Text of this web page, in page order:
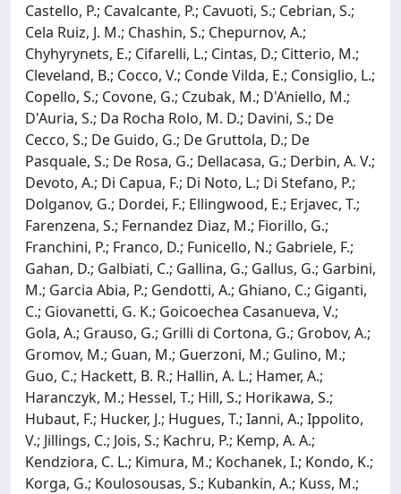
Castello, P.; Cavalcante, P.; Cavuoti, S.; Cebrian, S.;
Cela Ruiz, J. M.; Chashin, S.; Chepurnov, A.;
Chyhyrynets, E.; Cifarelli, L.; Cintas, D.; Citterio, M.;
Cleveland, B.; Cocco, V.; Conde Vilda, E.; Consiglio, L.;
Copello, S.; Covone, G.; Czubak, M.; D'Aniello, M.;
D'Auria, S.; Da Rocha Rolo, M. D.; Davini, S.; De
Cecco, S.; De Guido, G.; De Gruttola, D.; De
Pasquale, S.; De Rosa, G.; Dellacasa, G.; Derbin, A. V.;
Devoto, A.; Di Capua, F.; Di Noto, L.; Di Stefano, P.;
Dolganov, G.; Dordei, F.; Ellingwood, E.; Erjavec, T.;
Farenzena, S.; Fernandez Diaz, M.; Fiorillo, G.;
Franchini, P.; Franco, D.; Funicello, N.; Gabriele, F.;
Gahan, D.; Galbiati, C.; Gallina, G.; Gallus, G.; Garbini,
M.; Garcia Abia, P.; Gendotti, A.; Ghiano, C.; Giganti,
C.; Giovanetti, G. K.; Goicoechea Casanueva, V.;
Gola, A.; Grauso, G.; Grilli di Cortona, G.; Grobov, A.;
Gromov, M.; Guan, M.; Guerzoni, M.; Gulino, M.;
Guo, C.; Hackett, B. R.; Hallin, A. L.; Hamer, A.;
Haranczyk, M.; Hessel, T.; Hill, S.; Horikawa, S.;
Hubaut, F.; Hucker, J.; Hugues, T.; Ianni, A.; Ippolito,
V.; Jillings, C.; Jois, S.; Kachru, P.; Kemp, A. A.;
Kendziora, C. L.; Kimura, M.; Kochanek, I.; Kondo, K.;
Korga, G.; Koulosousas, S.; Kubankin, A.; Kuss, M.;